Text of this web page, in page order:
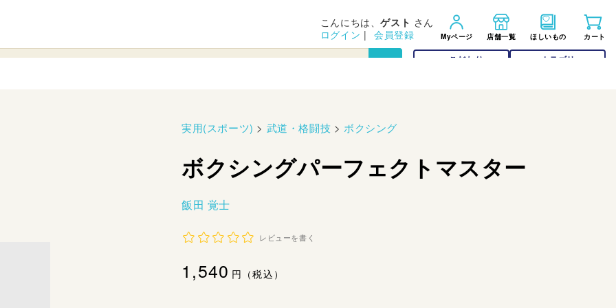
こだわり カテゴリー
こんにちは、ゲスト さん
ログイン | 会員登録 Myページ 店舗一覧 ほしいもの カート
実用(スポーツ) > 武道・格闘技 > ボクシング
ボクシングパーフェクトマスター
飯田 覚士
レビューを書く
通
1,540円（税込）